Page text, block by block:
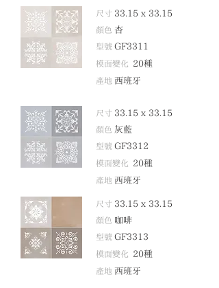
尺寸 33.15 x 33.15
顏色 杏
型號 GF3311
模面變化 20種
產地 西班牙
尺寸 33.15 x 33.15
顏色 灰藍
型號 GF3312
模面變化 20種
產地 西班牙
尺寸 33.15 x 33.15
顏色 咖啡
型號 GF3313
模面變化 20種
產地 西班牙